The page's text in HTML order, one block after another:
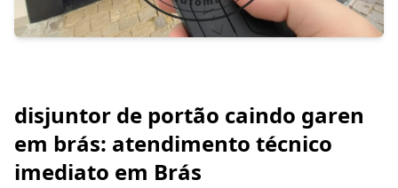
disjuntor de portão caindo garen
em brás: atendimento técnico
imediato em Brás